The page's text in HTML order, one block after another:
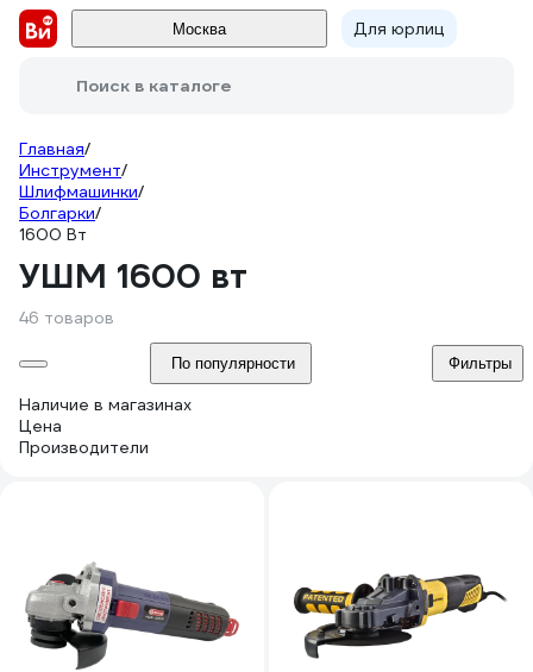
Москва Для юрлиц
Поиск в каталоге
Главная/
Инструмент/
Шлифмашинки/
Болгарки/
1600 Вт
УШМ 1600 вт
46 товаров
По популярности Фильтры
Наличие в магазинах
Цена
Производители